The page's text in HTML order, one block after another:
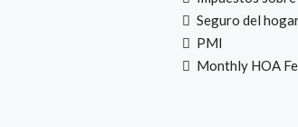
Seguro del
PMI
Monthly HOA